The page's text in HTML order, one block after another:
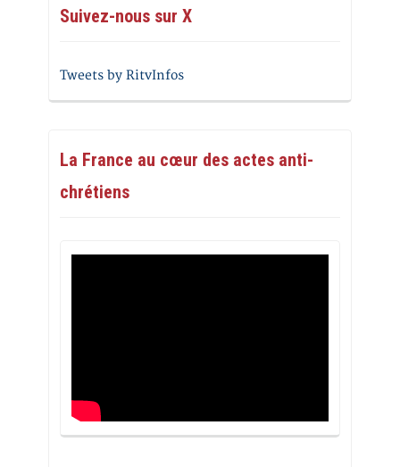
Suivez-nous sur X
Tweets by RitvInfos
La France au cœur des actes anti-
chrétiens